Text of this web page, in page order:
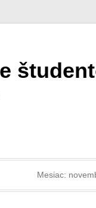
Mesiac: